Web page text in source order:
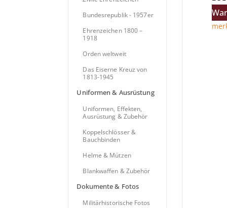
Bundesrepublik - 1957er
Ehrenzeichen 1800 –
1918
Orden weltweit
Das Eiserne Kreuz von
1813-1945
Uniformen & Ausrüstung
Uniformen, Effekten,
Ausrüstung & Zubehör
Koppelschlösser &
Bauchbinden
Helme & Mützen
Blankwaffen & Zubehör
Dokumente & Fotos
Militärhistorische Fotos